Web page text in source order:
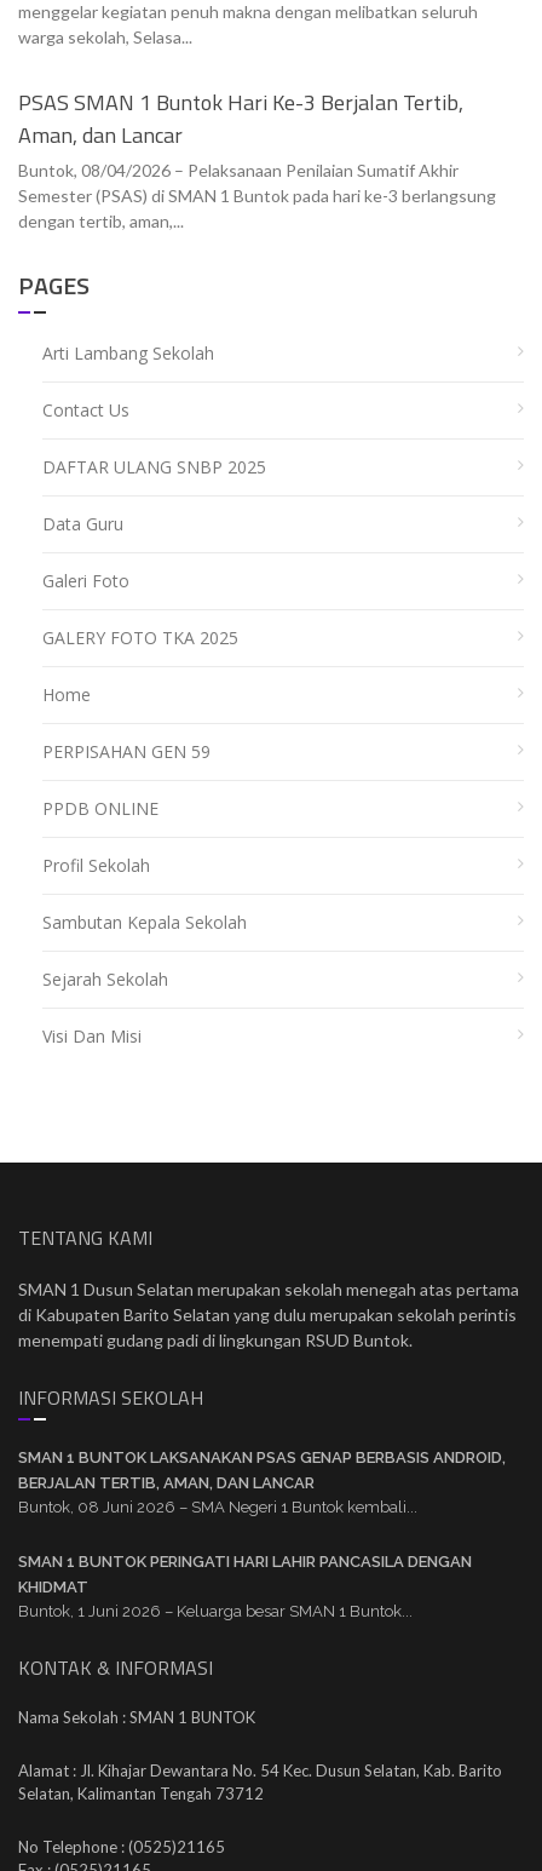
menggelar kegiatan penuh makna dengan melibatkan seluruh
warga sekolah, Selasa...
PSAS SMAN 1 Buntok Hari Ke-3 Berjalan Tertib,
Aman, dan Lancar
Buntok, 08/04/2026 – Pelaksanaan Penilaian Sumatif Akhir
Semester (PSAS) di SMAN 1 Buntok pada hari ke-3 berlangsung
dengan tertib, aman,...
PAGES
Arti Lambang Sekolah
Contact Us
DAFTAR ULANG SNBP 2025
Data Guru
Galeri Foto
GALERY FOTO TKA 2025
Home
PERPISAHAN GEN 59
PPDB ONLINE
Profil Sekolah
Sambutan Kepala Sekolah
Sejarah Sekolah
Visi Dan Misi
TENTANG KAMI
SMAN 1 Dusun Selatan merupakan sekolah menegah atas pertama
di Kabupaten Barito Selatan yang dulu merupakan sekolah perintis
menempati gudang padi di lingkungan RSUD Buntok.
INFORMASI SEKOLAH
SMAN 1 BUNTOK LAKSANAKAN PSAS GENAP BERBASIS ANDROID,
BERJALAN TERTIB, AMAN, DAN LANCAR
Buntok, 08 Juni 2026 – SMA Negeri 1 Buntok kembali...
SMAN 1 BUNTOK PERINGATI HARI LAHIR PANCASILA DENGAN
KHIDMAT
Buntok, 1 Juni 2026 – Keluarga besar SMAN 1 Buntok...
KONTAK & INFORMASI
Nama Sekolah : SMAN 1 BUNTOK
Alamat : Jl. Kihajar Dewantara No. 54 Kec. Dusun Selatan, Kab. Barito
Selatan, Kalimantan Tengah 73712
No Telephone : (0525)21165